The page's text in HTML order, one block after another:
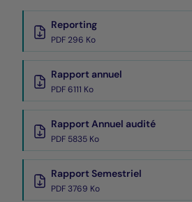
Reporting
PDF 296 Ko
Rapport annuel
PDF 6111 Ko
Rapport Annuel audité
PDF 5835 Ko
Rapport Semestriel
PDF 3769 Ko